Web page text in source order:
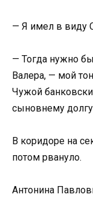
— Я имел в виду
— Тогда нужно
Валера, — мой
Чужой
сыновнему
В коридоре на
потом рвануло.
Антонина